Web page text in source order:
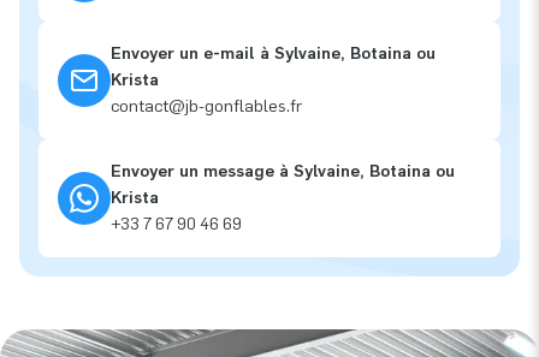
Envoyer un e-mail à Sylvaine, Botaina ou
Krista
contact@jb-gonflables.fr
Envoyer un message à Sylvaine, Botaina ou
Krista
+33 7 67 90 46 69